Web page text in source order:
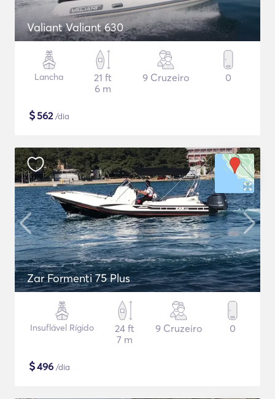
Valiant Valiant 630
Lancha
21 ft
6 m
9 Cruzeiro 0
$562/dia
Zar Formenti 75 Plus
Insuflável Rígido
24 ft
7 m
9 Cruzeiro 0
$496 /dia